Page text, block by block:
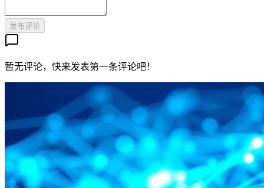
发布评论
暂无评论，快来发表第一条评论吧！